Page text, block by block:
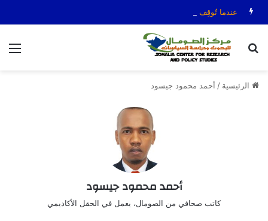
عندما تُوقِف السياسة الصافرة: قضية الحكم عمر عرتن
بحث عن
الرئيسية / أحمد محمود جيسود
أحمد محمود جيسود
كاتب صحافي من الصومال، يعمل في الحقل الأكاديمي